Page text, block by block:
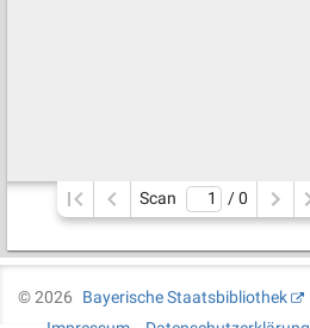
Scan / 0
©2026
Bayerische Staatsbibliothek